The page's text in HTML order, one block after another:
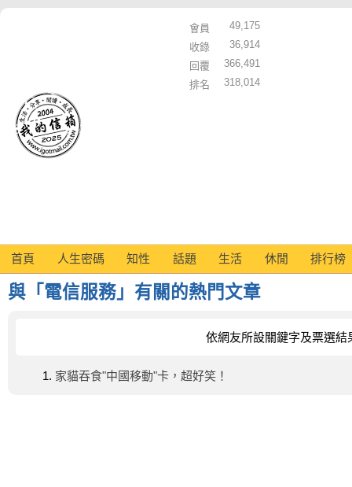
會員
49,175
收錄
36,914
回覆
366,491
排名
318,014
首頁 人生密碼 知性 話題 生活 休閒 排行榜
與「電信服務」有關的熱門文章
依網友所設關鍵字及票選結
家貓吞食"中國移動"卡，超好笑！